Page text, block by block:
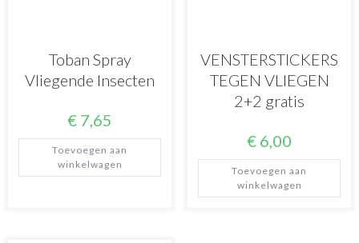
Toban Spray
Vliegende Insecten
€ 7,65
Toevoegen aan
winkelwagen
VENSTERSTICKERS
TEGEN VLIEGEN
2+2 gratis
€ 6,00
Toevoegen aan
winkelwagen